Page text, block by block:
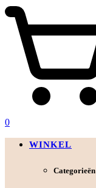
0
WINKEL
Categorieën